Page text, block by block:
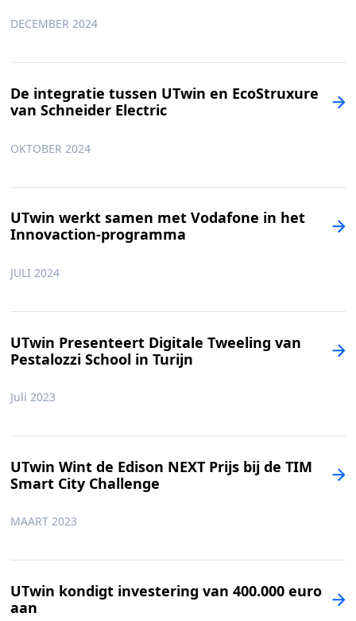
DECEMBER 2024
De integratie tussen UTwin en EcoStruxure
van Schneider Electric
OKTOBER 2024
UTwin werkt samen met Vodafone in het
Innovaction-programma
JULI 2024
UTwin Presenteert Digitale Tweeling van
Pestalozzi School in Turijn
Juli 2023
UTwin Wint de Edison NEXT Prijs bij de TIM
Smart City Challenge
MAART 2023
UTwin kondigt investering van 400.000 euro
aan